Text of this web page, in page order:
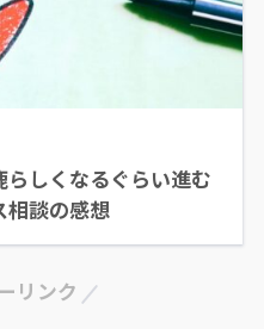
しくなるぐらい進む
相談の感想
リンク